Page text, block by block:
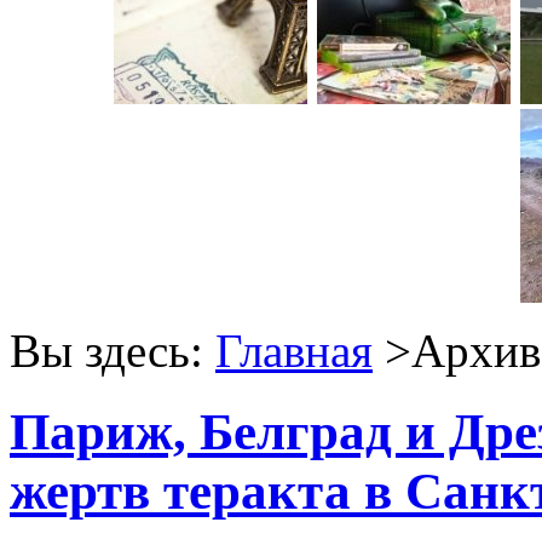
Вы здесь: Главная >Архив
Париж, Белград и
жертв теракта в